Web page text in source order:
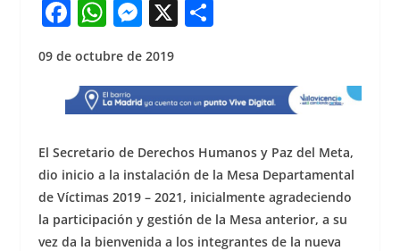
F
c
e
b
o
o
k
W
at
s
A
p
p
M
ss
e
n
g
er
X S
e
09 de octubre de 2019
El Secretario de Derechos Humanos y Paz del Meta,
dio inicio a la instalación de la Mesa Departamental
de Víctimas 2019 – 2021, inicialmente agradeciendo
la participación y gestión de la Mesa anterior, a su
vez da la bienvenida a los integrantes de la nueva